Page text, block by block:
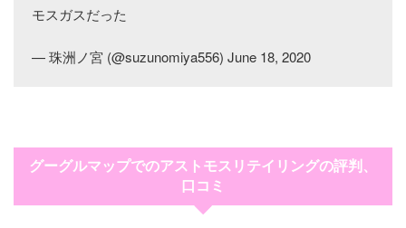
モスガスだった
— 珠洲ノ宮 (@suzunomiya556) June 18, 2020
グーグルマップでのアストモスリテイリングの評判、
口コミ